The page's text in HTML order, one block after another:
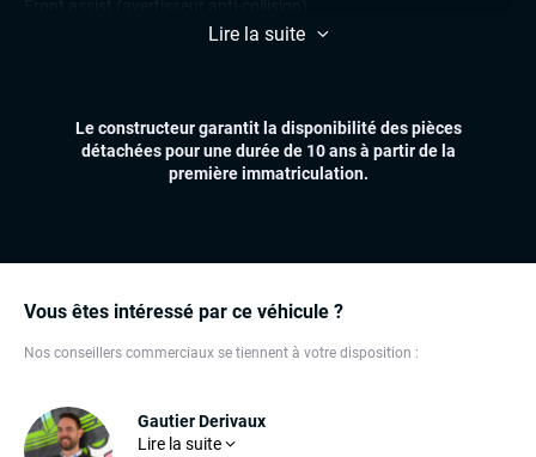
Vous êtes intéressé par ce véhicule ?
Nos conseillers commerciaux se tiennent à votre disposition :
Gautier Derivaux
Son expérience dans l'automobile fait de lui un
Lire la suite
Lane assist (maintien de voie)
CONFORT
Accès et démarrage mains libres
Sièges chauffants
Carplay (Apple carplay, Android auto, MirrorLink, système
embarqué)
Lire la suite
Le constructeur garantit la disponibilité des pièces
détachées pour une durée de 10 ans à partir de la
première immatriculation.